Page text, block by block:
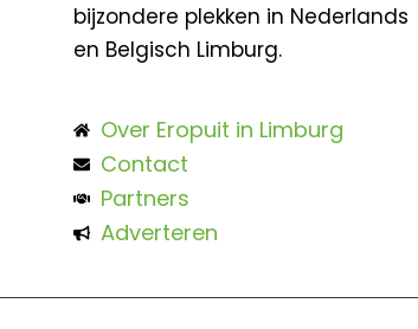
bijzondere plekken in Nederlands
en Belgisch Limburg.
Over Eropuit in Limburg
Contact
Partners
Adverteren